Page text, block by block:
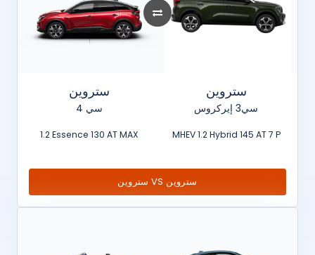
ستروين
سي 4
1.2 Essence 130 AT MAX
ستروين
سي3 إيركروس
MHEV 1.2 Hybrid 145 AT 7 P
ستروين VS ستروين